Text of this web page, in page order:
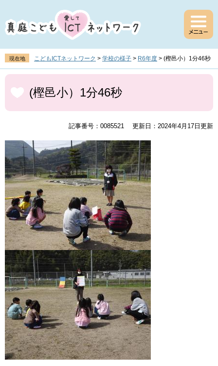
ジ
の
頭
す
ュ
ー
飛
し
文
現在地 こどもICTネットワーク > 学校の様子 > R6年度 > (樫邑小）1分46秒
本
文
(樫邑小）1分46秒
記事番号：0085521 更新日：2024年4月17日更新